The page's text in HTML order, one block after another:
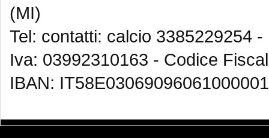
(MI)
Tel: contatti: calcio 3385229254
Iva: 03992310163 - Codice
IBAN: